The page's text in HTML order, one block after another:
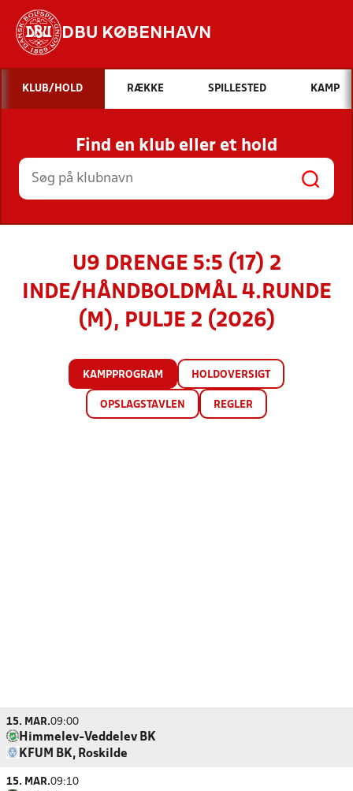
DBU KØBENHAVN
Hvad vil du søge efter?
INDHOLD OG NYHEDER
STILLINGER, RESULTATER, KLUBBER OG
HOLD
KLUB/HOLD RÆKKE SPILLESTED KAMP
Find en klub eller et hold
U9 DRENGE 5:5 (17) 2
INDE/HÅNDBOLDMÅL 4.RUNDE
(M), PULJE 2 (2026)
KAMPPROGRAM HOLDOVERSIGT
OPSLAGSTAVLEN REGLER
15. MAR.09:00
Himmelev-Veddelev BK
KFUM BK, Roskilde
15. MAR.09:10